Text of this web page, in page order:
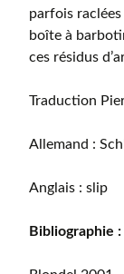
parfois
boîte à
ces résidus
Traduction
Allemand :
Anglais : slip
Bibliographie :